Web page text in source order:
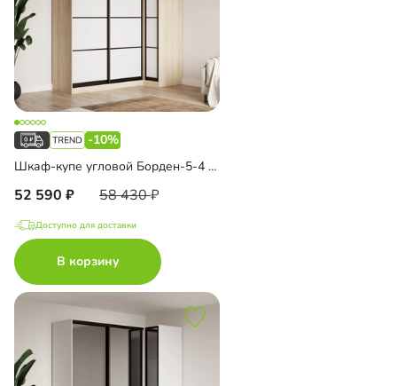
-10%
Шкаф-купе угловой Борден-5-4 1000
52 590 58 430
Доступно для доставки
В корзину